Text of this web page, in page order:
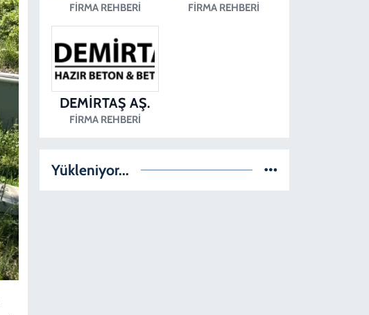
FIRMA REHBERI FIRMA REHBERI
DEMİRTAŞ AŞ.
FIRMA REHBERI
Yükleniyor...